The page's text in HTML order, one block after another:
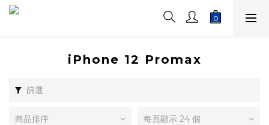
iPhone 12 Promax
篩選
商品排序 每頁顯示 24 個